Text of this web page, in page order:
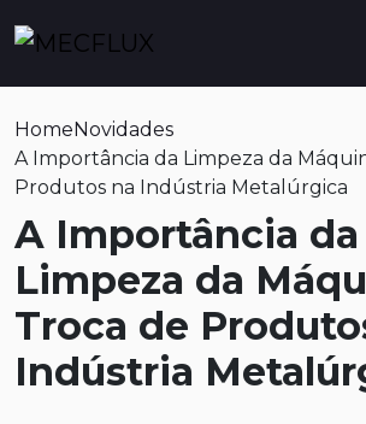
HomeNovidades
A Importância da Limpeza da
Produtos na Indústria Metalúrgica
A Importância da
Limpeza da
Troca de
Indústria